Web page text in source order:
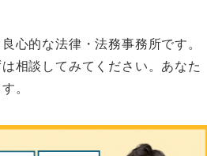
心的な法律・法務事務所です。
相談してみてください。あなた
。